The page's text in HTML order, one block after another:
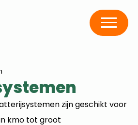
zijn geschikt voor
kmo tot groot